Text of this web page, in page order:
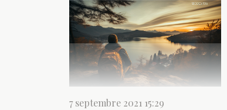
7 septembre 2021 15:29